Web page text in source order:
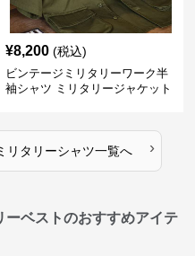
¥8,200 (税込)
ビンテージミリタリーワーク半
袖シャツ ミリタリージャケット
リタリーシャツ一覧へ ›
ーベストのおすすめアイテ